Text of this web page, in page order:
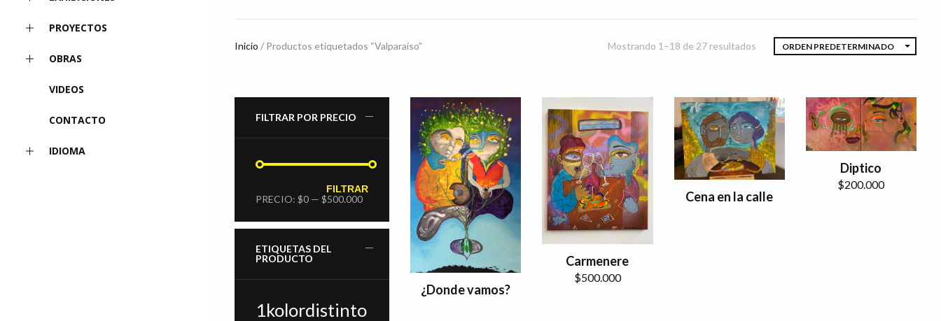
PROYECTOS
OBRAS
VIDEOS
CONTACTO
IDIOMA
Inicio / Productos etiquetados “Valparaíso” Mostrando 1–18 de 27 resultados ORDEN PREDETERMINADO
¿Donde vamos?
Carmenere
$500.000
Cena en la calle
Diptico
$200.000
FILTRAR POR PRECIO
FILTRAR
PRECIO: $0 — $500.000
ETIQUETAS DEL
PRODUCTO
1kolordistinto